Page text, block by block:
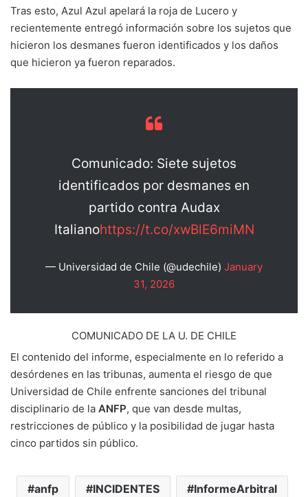
Tras esto, Azul Azul apelará la roja de Lucero y
recientemente entregó información sobre los sujetos que
hicieron los desmanes fueron identificados y los daños
que hicieron ya fueron reparados.
Comunicado: Siete sujetos
identificados por desmanes en
partido contra Audax
Italianohttps://t.co/xwBlE6miMN
— Universidad de Chile (@udechile) January
31, 2026
COMUNICADO DE LA U. DE CHILE
El contenido del informe, especialmente en lo referido a
desórdenes en las tribunas, aumenta el riesgo de que
Universidad de Chile enfrente sanciones del tribunal
disciplinario de la ANFP, que van desde multas,
restricciones de público y la posibilidad de jugar hasta
cinco partidos sin público.
anfp INCIDENTES InformeArbitral